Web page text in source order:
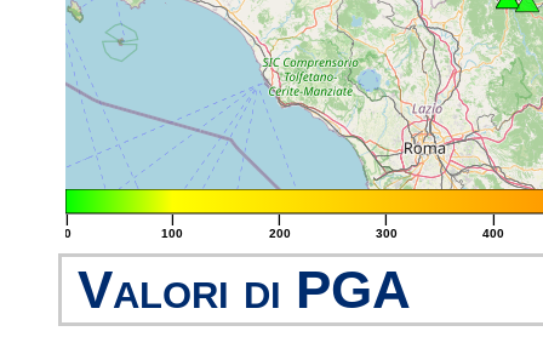
|
0
|
100
|
200
|
300
|
400
Valori di PGA